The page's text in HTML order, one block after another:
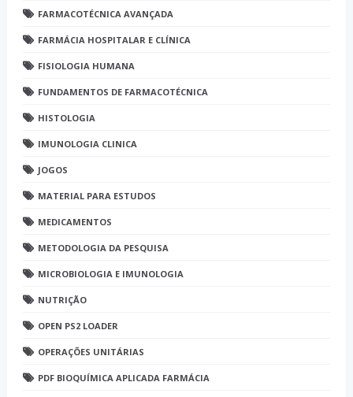
FARMACOTÉCNICA AVANÇADA
FARMÁCIA HOSPITALAR E CLÍNICA
FISIOLOGIA HUMANA
FUNDAMENTOS DE FARMACOTÉCNICA
HISTOLOGIA
IMUNOLOGIA CLINICA
JOGOS
MATERIAL PARA ESTUDOS
MEDICAMENTOS
METODOLOGIA DA PESQUISA
MICROBIOLOGIA E IMUNOLOGIA
NUTRIÇÃO
OPEN PS2 LOADER
OPERAÇÕES UNITÁRIAS
PDF BIOQUÍMICA APLICADA FARMÁCIA